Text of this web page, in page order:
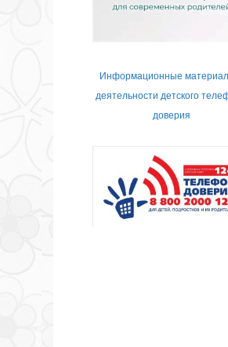
Информационные
деятельности детского
доверия